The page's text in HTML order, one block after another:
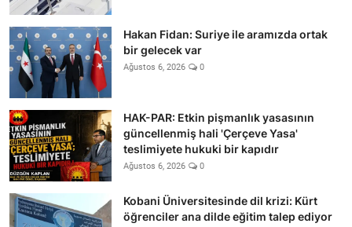
Hakan Fidan: Suriye ile aramızda ortak
bir gelecek var
Ağustos 6, 2026 0
HAK-PAR: Etkin pişmanlık yasasının
güncellenmiş hali 'Çerçeve Yasa'
teslimiyete hukuki bir kapıdır
Ağustos 6, 2026 0
Kobani Üniversitesinde dil krizi: Kürt
öğrenciler ana dilde eğitim talep ediyor